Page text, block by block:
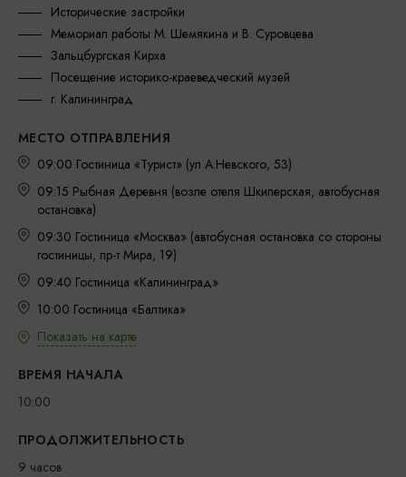
Исторические застройки
Мемориал работы М. Шемякина и В. Суровцева
Зальцбургская Кирха
Посещение историко-краеведческий музей
г. Калининград
МЕСТО ОТПРАВЛЕНИЯ
09:00 Гостиница «Турист» (ул А.Невского, 53)
09:15 Рыбная Деревня (возле отеля Шкиперская, автобусная
остановка)
09:30 Гостиница «Москва» (автобусная остановка со стороны
гостиницы, пр-т Мира, 19)
09:40 Гостиница «Калининград»
10:00 Гостиница «Балтика»
Показать на карте
ВРЕМЯ НАЧАЛА
10:00
ПРОДОЛЖИТЕЛЬНОСТЬ
9 часов